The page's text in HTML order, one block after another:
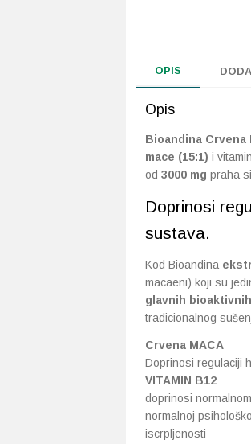
OPIS
Opis
Bioandina Crvena
mace (15:1) i
od 3000 mg praha
Doprinosi
sustava.
Kod Bioandina
macaeni) koji su
glavnih
tradicionalnog
Crvena MACA
Doprinosi regulaciji
VITAMIN B12
doprinosi
normalnoj
iscrpljenosti